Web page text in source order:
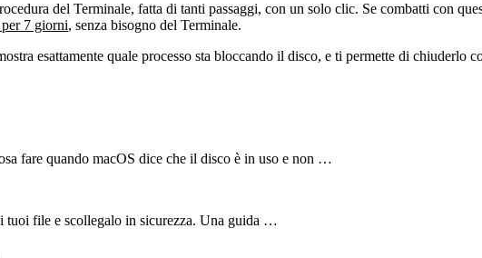
del Terminale, fatta di tanti passaggi, con un solo clic. Se combatti con
7 giorni, senza bisogno del Terminale.
esattamente quale processo sta bloccando il disco, e ti permette di chiuderlo
fare quando macOS dice che il disco è in uso e non …
tuoi file e scollegalo in sicurezza. Una guida …